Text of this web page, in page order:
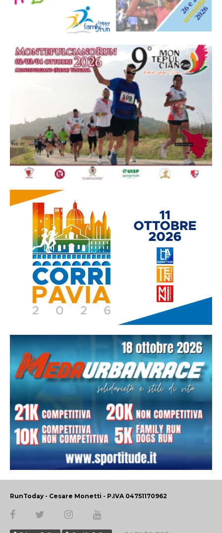
RunToday - Cesare Monetti - P.IVA 04751170962